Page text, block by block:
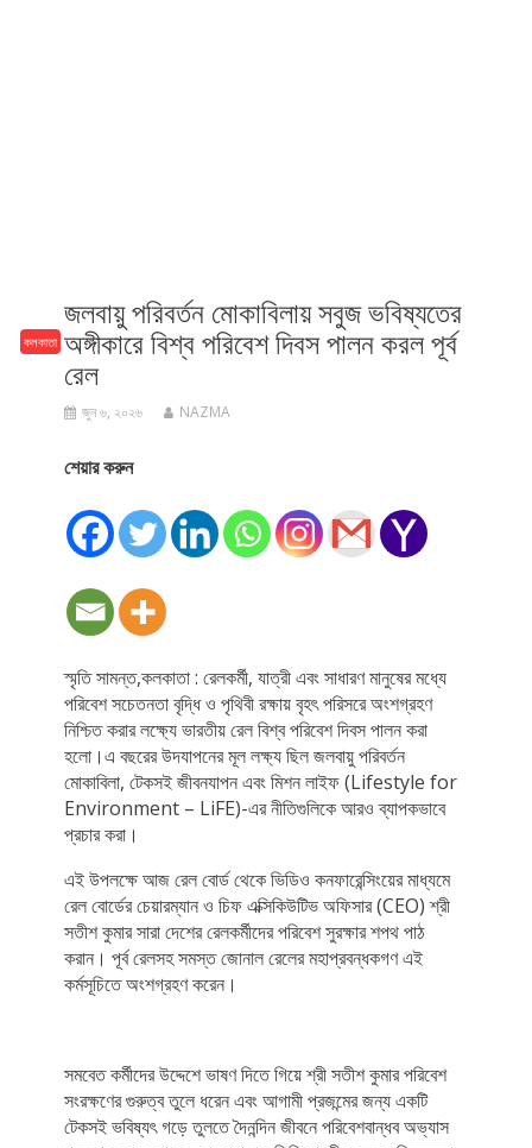
কলকাতা
জলবায়ু পরিবর্তন মোকাবিলায় সবুজ ভবিষ্যতের
অঙ্গীকারে বিশ্ব পরিবেশ দিবস পালন করল পূর্ব
রেল
জুন ৬, ২০২৬ NAZMA
শেয়ার করুন
স্মৃতি সামন্ত,কলকাতা : রেলকর্মী, যাত্রী এবং সাধারণ মানুষের মধ্যে
পরিবেশ সচেতনতা বৃদ্ধি ও পৃথিবী রক্ষায় বৃহৎ পরিসরে অংশগ্রহণ
নিশ্চিত করার লক্ষ্যে ভারতীয় রেল বিশ্ব পরিবেশ দিবস পালন করা
হলো।এ বছরের উদযাপনের মূল লক্ষ্য ছিল জলবায়ু পরিবর্তন
মোকাবিলা, টেকসই জীবনযাপন এবং মিশন লাইফ (Lifestyle for
Environment – LiFE)-এর নীতিগুলিকে আরও ব্যাপকভাবে
প্রচার করা।
এই উপলক্ষে আজ রেল বোর্ড থেকে ভিডিও কনফারেন্সিংয়ের মাধ্যমে
রেল বোর্ডের চেয়ারম্যান ও চিফ এক্সিকিউটিভ অফিসার (CEO) শ্রী
সতীশ কুমার সারা দেশের রেলকর্মীদের পরিবেশ সুরক্ষার শপথ পাঠ
করান। পূর্ব রেলসহ সমস্ত জোনাল রেলের মহাপ্রবন্ধকগণ এই
কর্মসূচিতে অংশগ্রহণ করেন।
সমবেত কর্মীদের উদ্দেশে ভাষণ দিতে গিয়ে শ্রী সতীশ কুমার পরিবেশ
সংরক্ষণের গুরুত্ব তুলে ধরেন এবং আগামী প্রজন্মের জন্য একটি
টেকসই ভবিষ্যৎ গড়ে তুলতে দৈনন্দিন জীবনে পরিবেশবান্ধব অভ্যাস